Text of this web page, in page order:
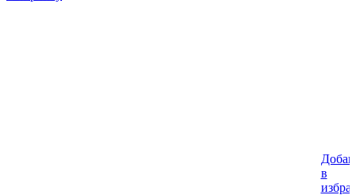
составляла
в